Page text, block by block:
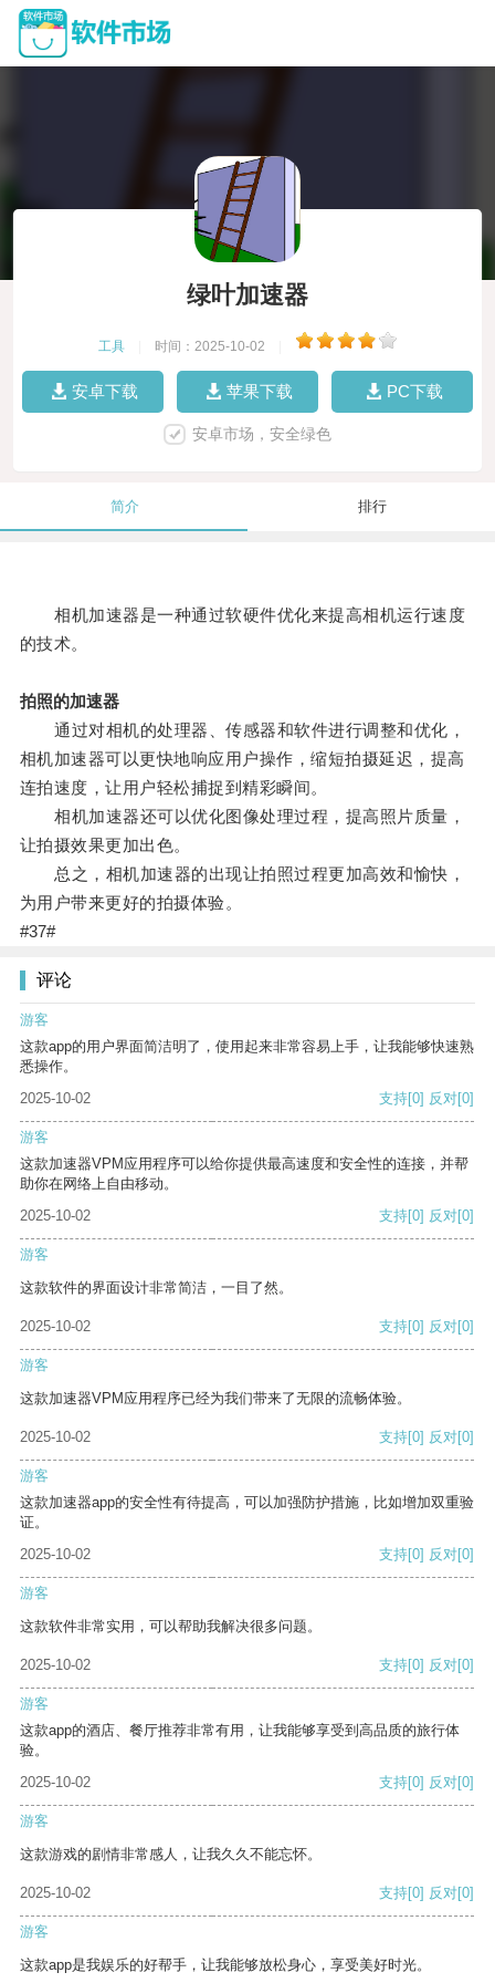
绿叶加速器
工具 时间：2025-10-02
安卓下载 苹果下载 PC下载
安卓市场，安全绿色
简介 排行
相机加速器是一种通过软硬件优化来提高相机运行速度
的技术。
拍照的加速器
通过对相机的处理器、传感器和软件进行调整和优化，
相机加速器可以更快地响应用户操作，缩短拍摄延迟，提高
连拍速度，让用户轻松捕捉到精彩瞬间。
相机加速器还可以优化图像处理过程，提高照片质量，
让拍摄效果更加出色。
总之，相机加速器的出现让拍照过程更加高效和愉快，
为用户带来更好的拍摄体验。
#37#
评论
游客
这款app的用户界面简洁明了，使用起来非常容易上手，让我能够快速熟
悉操作。
2025-10-02
支持[0] 反对[0]
游客
这款加速器VPM应用程序可以给你提供最高速度和安全性的连接，并帮
助你在网络上自由移动。
2025-10-02
支持[0] 反对[0]
游客
这款软件的界面设计非常简洁，一目了然。
2025-10-02 支持[0] 反对[0]
游客
这款加速器VPM应用程序已经为我们带来了无限的流畅体验。
2025-10-02 支持[0] 反对[0]
游客
这款加速器app的安全性有待提高，可以加强防护措施，比如增加双重验
证。
2025-10-02
支持[0] 反对[0]
游客
这款软件非常实用，可以帮助我解决很多问题。
2025-10-02 支持[0] 反对[0]
游客
这款app的酒店、餐厅推荐非常有用，让我能够享受到高品质的旅行体
验。
2025-10-02
支持[0] 反对[0]
游客
这款游戏的剧情非常感人，让我久久不能忘怀。
2025-10-02 支持[0] 反对[0]
游客
这款app是我娱乐的好帮手，让我能够放松身心，享受美好时光。